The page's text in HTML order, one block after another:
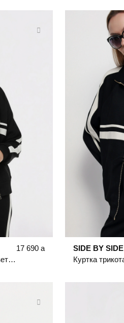
Куртка трикотажная черного цвета прямого кроя
17 690 a
SIDE BY SIDE